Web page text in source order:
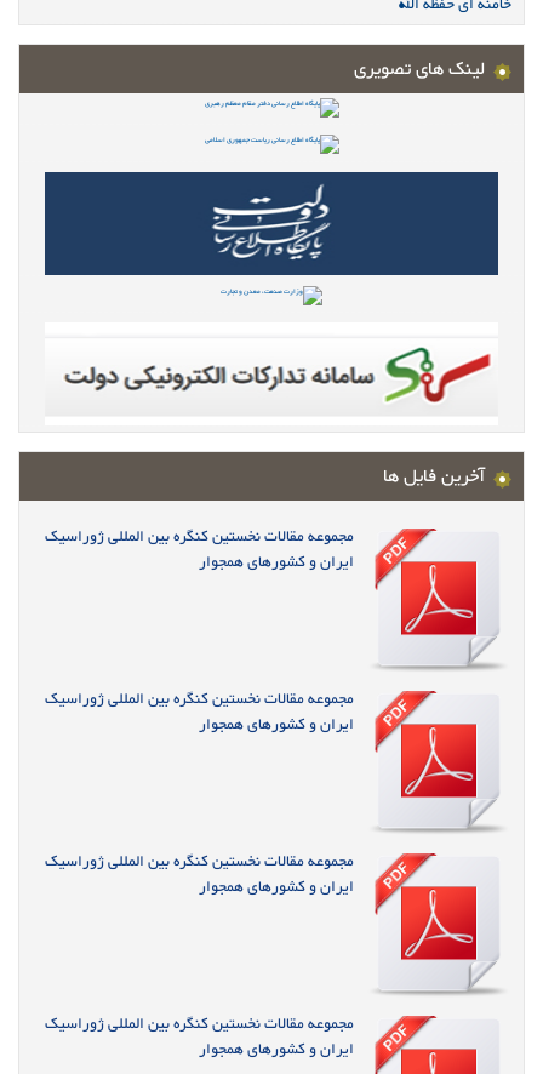
لینک های تصویری
آخرین فایل ها
مجموعه مقالات نخستین کنگره بین المللی ژوراسیک
ایران و کشورهای همجوار
مجموعه مقالات نخستین کنگره بین المللی ژوراسیک
ایران و کشورهای همجوار
مجموعه مقالات نخستین کنگره بین المللی ژوراسیک
ایران و کشورهای همجوار
مجموعه مقالات نخستین کنگره بین المللی ژوراسیک
ایران و کشورهای همجوار